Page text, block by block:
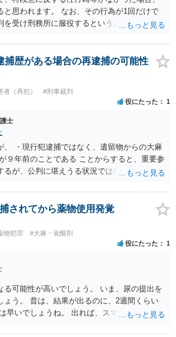
と思われます。 なお、その行為が1回だけで
を受け刑務所に服役するということは考えに
捕歴がある場合の再逮捕の可能性
者（再犯） #刑事裁判
役にたった 1
士
、 ・現行犯逮捕ではなく、遺留物からの大麻
９年前のことである ことからすると、重要参
るが、公判に堪えうる状況ではないとして、
されてから薬物使用発覚
物犯罪 #大麻・覚醒剤
役にたった 1
る可能性が高いでしょう。 いま、尿の提出を
ょう。 昔は、結果が出るのに、2週間くらい
早いでしょうね。 出れば、スマホの押収と家